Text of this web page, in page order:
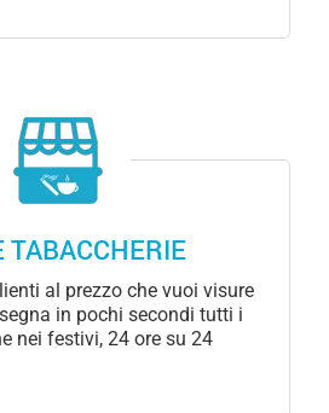
TABACCHERIE
al prezzo che vuoi visure
in pochi secondi tutti i
nei festivi, 24 ore su 24